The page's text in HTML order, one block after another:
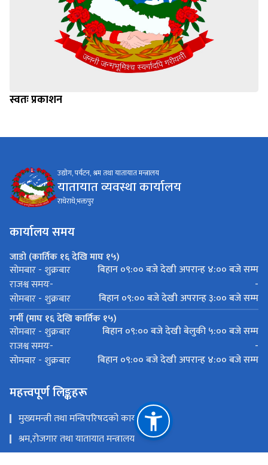
स्वतः प्रकाशन
उद्योग, पर्यटन, श्रम तथा यातायात मन्त्रालय
यातायात व्यवस्था कार्यालय
राधेराधे,भक्तपुर
कार्यालय समय
जाडो (कार्तिक १६ देखि माघ १५)
सोमबार - शुक्रबार
बिहान ०९:०० बजे देखी अपरान्ह ४:०० बजे सम्म
राजश्व समयः-
-
सोमबार - शुक्रबार
बिहान ०९:०० बजे देखी अपरान्ह ३:०० बजे सम्म
गर्मी (माघ १६ देखि कार्तिक १५)
सोमबार - शुक्रबार
बिहान ०९:०० बजे देखी बेलुकी ५:०० बजे सम्म
राजश्व समयः-
-
सोमबार - शुक्रबार
बिहान ०९:०० बजे देखी अपरान्ह ४:०० बजे सम्म
महत्त्वपूर्ण लिङ्कहरू
मुख्यमन्त्री तथा मन्त्रिपरिषदको कार्यालय
श्रम,रोजगार तथा यातायात मन्त्रालय